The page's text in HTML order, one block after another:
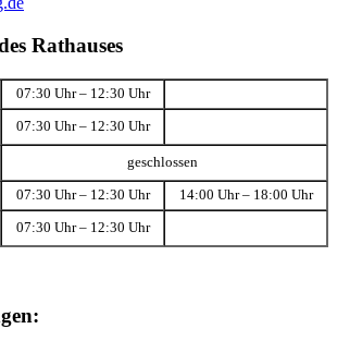
Rathauses
07:30 Uhr – 12:30 Uhr
07:30 Uhr – 12:30 Uhr
geschlossen
07:30 Uhr – 12:30 Uhr 14:00 Uhr – 18:00 Uhr
07:30 Uhr – 12:30 Uhr